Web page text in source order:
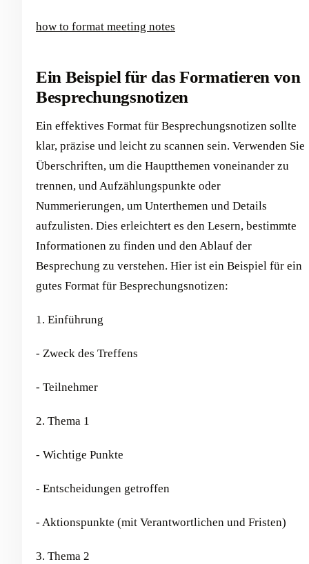
how to format meeting notes
Ein Beispiel für das Formatieren von
Besprechungsnotizen
Ein effektives Format für Besprechungsnotizen sollte
klar, präzise und leicht zu scannen sein. Verwenden Sie
Überschriften, um die Hauptthemen voneinander zu
trennen, und Aufzählungspunkte oder
Nummerierungen, um Unterthemen und Details
aufzulisten. Dies erleichtert es den Lesern, bestimmte
Informationen zu finden und den Ablauf der
Besprechung zu verstehen. Hier ist ein Beispiel für ein
gutes Format für Besprechungsnotizen:
1. Einführung
- Zweck des Treffens
- Teilnehmer
2. Thema 1
- Wichtige Punkte
- Entscheidungen getroffen
- Aktionspunkte (mit Verantwortlichen und Fristen)
3. Thema 2